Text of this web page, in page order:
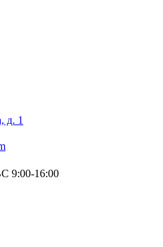
д. 1
9:00-16:00